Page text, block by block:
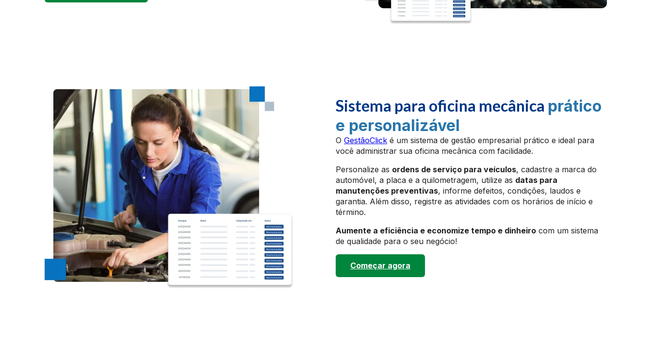
Sistema para oficina mecânica prático
e personalizável
O GestãoClick é um sistema de gestão empresarial prático e ideal para
você administrar sua oficina mecânica com facilidade.
Personalize as ordens de serviço para veículos, cadastre a marca do
automóvel, a placa e a quilometragem, utilize as datas para
manutenções preventivas, informe defeitos, condições, laudos e
garantia. Além disso, registre as atividades com os horários de início e
término.
Aumente a eficiência e economize tempo e dinheiro com um sistema
de qualidade para o seu negócio!
Começar agora